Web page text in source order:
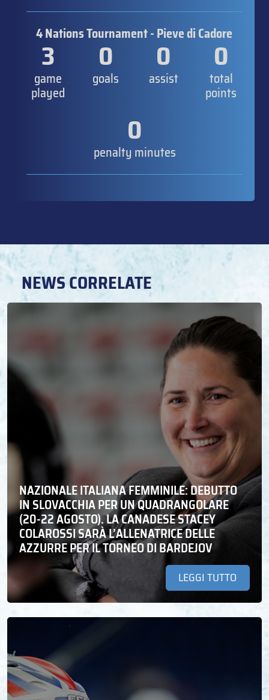
4 Nations Tournament - Pieve di Cadore
3
game
played
0
goals
0
assist
0
total
points
0
penalty minutes
NEWS CORRELATE
NAZIONALE ITALIANA FEMMINILE: DEBUTTO
IN SLOVACCHIA PER UN QUADRANGOLARE
(20-22 AGOSTO). LA CANADESE STACEY
COLAROSSI SARÀ L’ALLENATRICE DELLE
AZZURRE PER IL TORNEO DI BARDEJOV
LEGGI TUTTO